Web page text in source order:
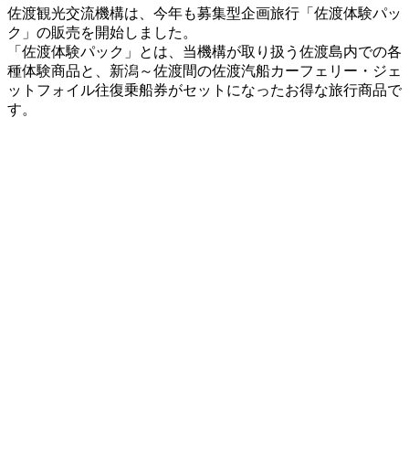
佐渡観光交流機構は、今年も募集型企画旅行「佐渡体験パッ
ク」の販売を開始しました。
「佐渡体験パック」とは、当機構が取り扱う佐渡島内での各
種体験商品と、新潟～佐渡間の佐渡汽船カーフェリー・ジェ
ットフォイル往復乗船券がセットになったお得な旅行商品で
す。